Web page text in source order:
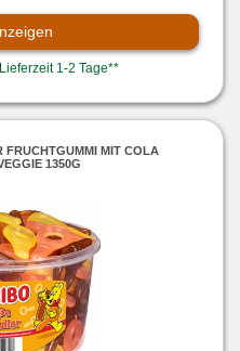
1-2 Tage**
MIT COLA G
1350G